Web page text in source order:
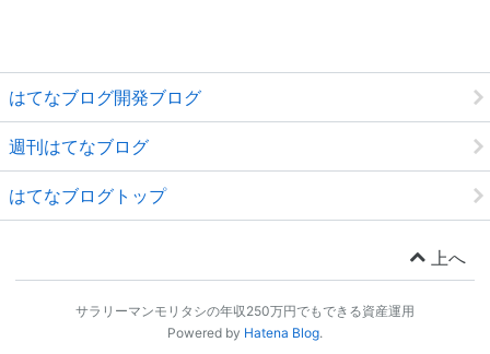
はてなブログ開発ブログ
週刊はてなブログ
はてなブログトップ
上へ
サラリーマンモリタシの年収250万円でもできる資産運用
Powered by Hatena Blog.